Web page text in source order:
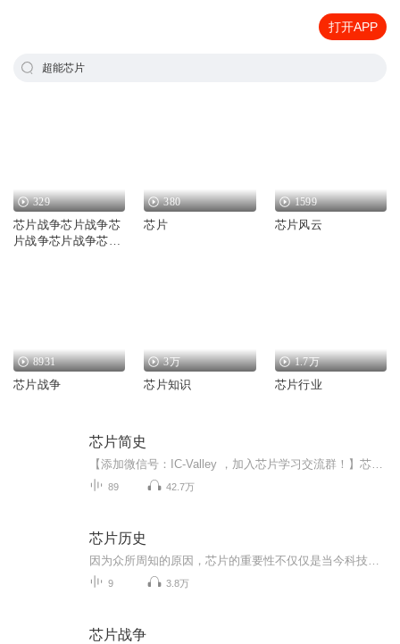
打开APP
超能芯片
329
芯片战争芯片战争芯
片战争芯片战争芯片
380
芯片
1599
芯片风云
8931
芯片战争
3万
芯片知识
1.7万
芯片行业
芯片简史
89 42.7万
芯片历史
9 3.8万
芯片战争